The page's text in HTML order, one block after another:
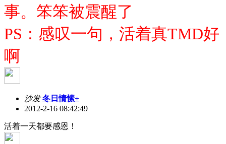
事。笨笨被震醒了
PS：感叹一句，活着真TMD好
啊
沙发 冬日情愫+
2012-2-16 08:42:49
活着一天都要感恩！